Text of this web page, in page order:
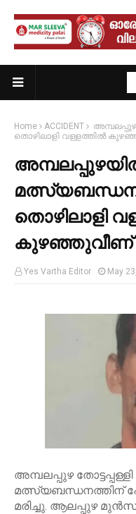
Home ACCIDENT
തൊഴിലാളി വള്ളത്തിൽ
തൊഴിലാളി
കുഴഞ്ഞുവീണ്
Yes Vartha Editor May
അമ്പലപ്പുഴ
മത്സ്യബന്ധനത്തിന്
മരിച്ചു. ആലപ്പുഴ